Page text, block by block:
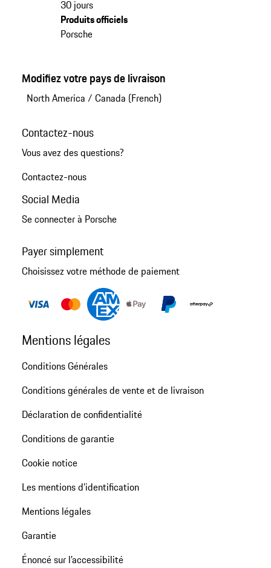
30 jours
Produits officiels
Porsche
Modifiez votre pays de livraison
North America / Canada (French)
Contactez-nous
Vous avez des questions?
Contactez-nous
Social Media
Se connecter à Porsche
Payer simplement
Choisissez votre méthode de paiement
Mentions légales
Conditions Générales
Conditions générales de vente et de livraison
Déclaration de confidentialité
Conditions de garantie
Cookie notice
Les mentions d’identification
Mentions légales
Garantie
Énoncé sur l’accessibilité